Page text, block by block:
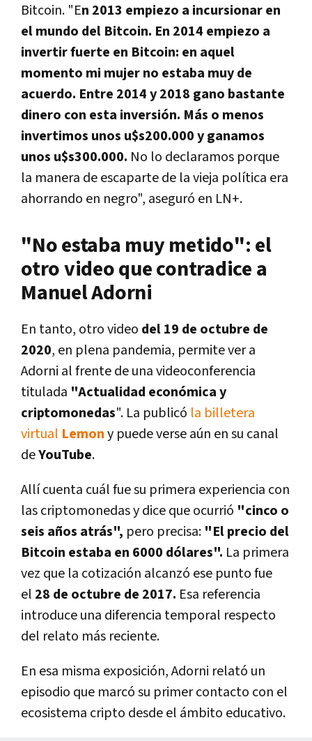
Bitcoin. "En 2013 empiezo a incursionar en
el mundo del Bitcoin. En 2014 empiezo a
invertir fuerte en Bitcoin: en aquel
momento mi mujer no estaba muy de
acuerdo. Entre 2014 y 2018 gano bastante
dinero con esta inversión. Más o menos
invertimos unos u$s200.000 y ganamos
unos u$s300.000. No lo declaramos porque
la manera de escaparte de la vieja política era
ahorrando en negro", aseguró en LN+.
"No estaba muy metido": el
otro video que contradice a
Manuel Adorni
En tanto, otro video del 19 de octubre de
2020, en plena pandemia, permite ver a
Adorni al frente de una videoconferencia
titulada "Actualidad económica y
criptomonedas". La publicó la billetera
virtual Lemony puede verse aún en su canal
deYouTube.
Allí cuenta cuál fue su primera experiencia con
las criptomonedas y dice que ocurrió "cinco o
seis años atrás", pero precisa: "El precio del
Bitcoin estaba en 6000 dólares". La primera
vez que la cotización alcanzó ese punto fue
el 28 de octubre de 2017. Esa referencia
introduce una diferencia temporal respecto
del relato más reciente.
En esa misma exposición, Adorni relató un
episodio que marcó su primer contacto con el
ecosistema cripto desde el ámbito educativo.